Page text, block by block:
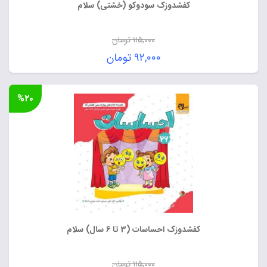
کفشدوزک سودوکو (خشتی) سلام
۱۱۵,۰۰۰تومان
قیمت
اصلی:
۱۱۵,۰۰۰ تومان
بود.
۹۲,۰۰۰ تومان
قیمت
فعلی:
۹۲,۰۰۰ تومان.
کفشدوزک احساسات (3 تا 6 سال) سلام
۱۱۵,۰۰۰تومان
%۲۰